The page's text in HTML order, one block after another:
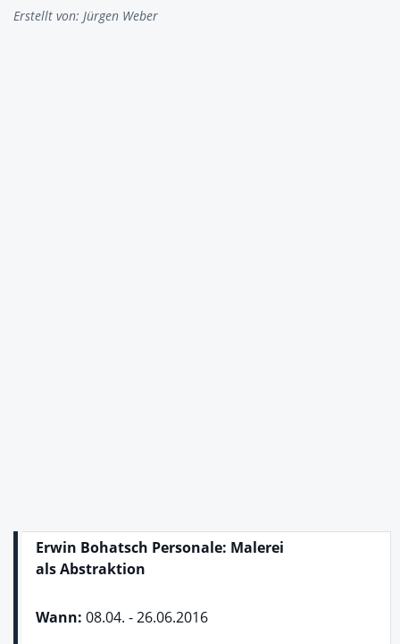
Erstellt von: Jürgen Weber
Erwin Bohatsch Personale: Malerei
als Abstraktion
Wann: 08.04. - 26.06.2016